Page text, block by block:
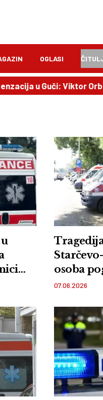
OGLASI
u Guči: Viktor Orban
osoba
teško
07.06.2026